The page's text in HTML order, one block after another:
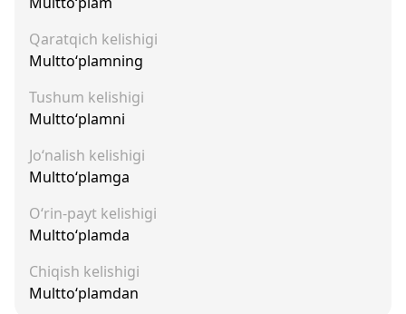
Qaratqich kelishigi
Multto‘plamning
Tushum kelishigi
Multto‘plamni
Jo‘nalish kelishigi
Multto‘plamga
O‘rin-payt kelishigi
Multto‘plamda
Chiqish kelishigi
Multto‘plamdan